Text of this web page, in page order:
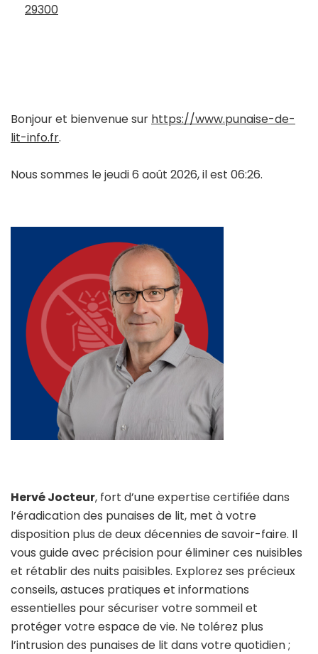
29300
Bonjour et bienvenue sur https://www.punaise-de-
lit-info.fr.
Nous sommes le jeudi 6 août 2026, il est 06:26.
Hervé Jocteur, fort d’une expertise certifiée dans
l’éradication des punaises de lit, met à votre
disposition plus de deux décennies de savoir-faire. Il
vous guide avec précision pour éliminer ces nuisibles
et rétablir des nuits paisibles. Explorez ses précieux
conseils, astuces pratiques et informations
essentielles pour sécuriser votre sommeil et
protéger votre espace de vie. Ne tolérez plus
l’intrusion des punaises de lit dans votre quotidien ;